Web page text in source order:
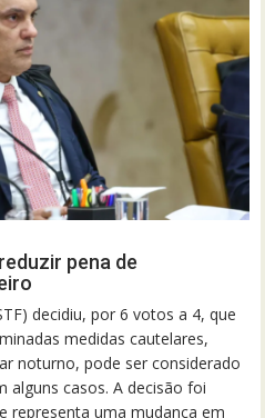
pena de
decidiu, por 6 votos a 4, que
medidas cautelares,
noturno, pode ser considerado
alguns casos. A decisão foi
representa uma mudança em